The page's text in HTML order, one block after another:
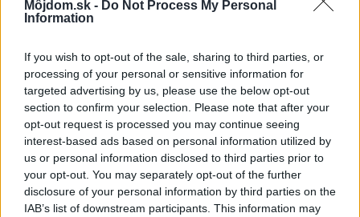
Môjdom.sk - Do Not Process My Personal
Information
If you wish to opt-out of the sale, sharing to third parties, or
processing of your personal or sensitive information for
targeted advertising by us, please use the below opt-out
section to confirm your selection. Please note that after your
opt-out request is processed you may continue seeing
interest-based ads based on personal information utilized by
us or personal information disclosed to third parties prior to
your opt-out. You may separately opt-out of the further
disclosure of your personal information by third parties on the
IAB’s list of downstream participants. This information may
masív a dub dyha
Ôsmy ročník súťaže Interiér roku
Jediná súťaž pre architektov a
interiérových dizajnérov spoločne
Spoločná súťaž pre českých a
slovenských autorov interiérov